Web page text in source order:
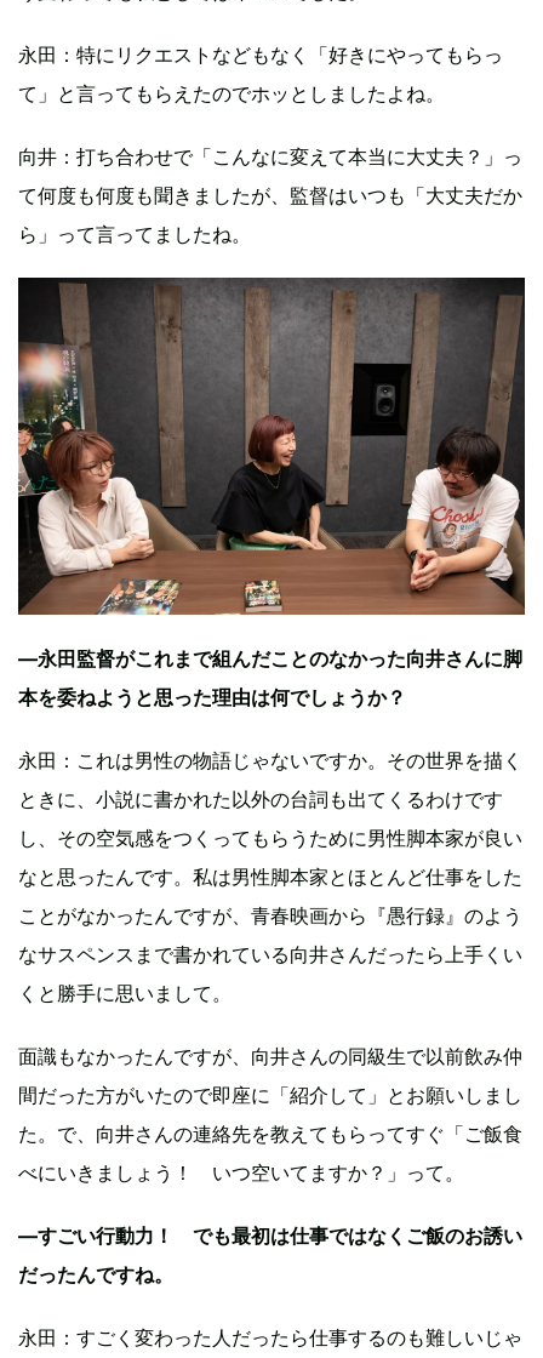
永田：特にリクエストなどもなく「好きにやってもらっ
て」と言ってもらえたのでホッとしましたよね。
向井：打ち合わせで「こんなに変えて本当に大丈夫？」っ
て何度も何度も聞きましたが、監督はいつも「大丈夫だか
ら」って言ってましたね。
—永田監督がこれまで組んだことのなかった向井さんに脚
本を委ねようと思った理由は何でしょうか？
永田：これは男性の物語じゃないですか。その世界を描く
ときに、小説に書かれた以外の台詞も出てくるわけです
し、その空気感をつくってもらうために男性脚本家が良い
なと思ったんです。私は男性脚本家とほとんど仕事をした
ことがなかったんですが、青春映画から『愚行録』のよう
なサスペンスまで書かれている向井さんだったら上手くい
くと勝手に思いまして。
面識もなかったんですが、向井さんの同級生で以前飲み仲
間だった方がいたので即座に「紹介して」とお願いしまし
た。で、向井さんの連絡先を教えてもらってすぐ「ご飯食
べにいきましょう！ いつ空いてますか？」って。
—すごい行動力！ でも最初は仕事ではなくご飯のお誘い
だったんですね。
永田：すごく変わった人だったら仕事するのも難しいじゃ